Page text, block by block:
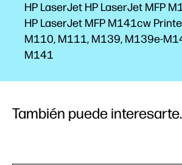
HP LaserJet HP LaserJet MFP
HP LaserJet MFP M141cw
M110, M111, M139, M139e-
M141
También puede